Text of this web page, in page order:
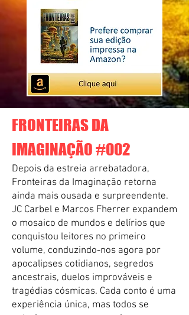
FRONTEIRAS DA
IMAGINAÇÃO #002
Depois da estreia arrebatadora,
Fronteiras da Imaginação retorna
ainda mais ousada e surpreendente.
JC Carbel e Marcos Fherrer expandem
o mosaico de mundos e delírios que
conquistou leitores no primeiro
volume, conduzindo-nos agora por
apocalipses cotidianos, segredos
ancestrais, duelos improváveis e
tragédias cósmicas. Cada conto é uma
experiência única, mas todos se